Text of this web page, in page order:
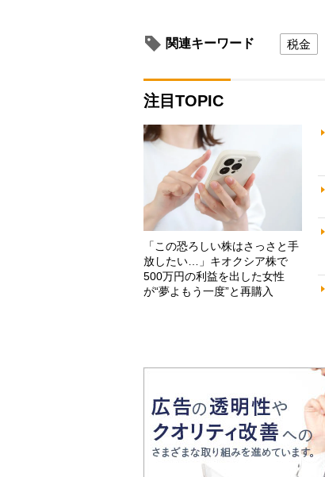
関連キーワード 税金
注目TOPIC
「この恐ろしい株はさっさと手
放したい…」キオクシア株で
500万円の利益を出した女性
が“夢よもう一度”と再購入